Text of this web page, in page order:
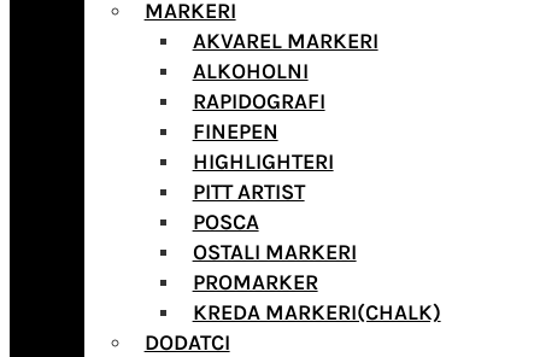
MARKERI
AKVAREL MARKERI
ALKOHOLNI
RAPIDOGRAFI
FINEPEN
HIGHLIGHTERI
PITT ARTIST
POSCA
OSTALI MARKERI
PROMARKER
KREDA MARKERI(CHALK)
DODATCI